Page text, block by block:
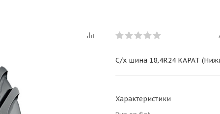
С/х шина 18,4R24 КАРАТ
Характеристики